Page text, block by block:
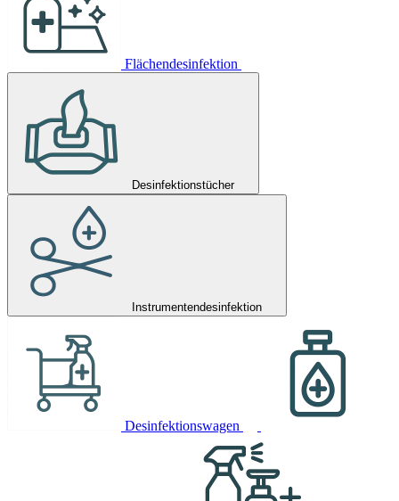
Flächendesinfektion
Desinfektionstücher
Instrumentendesinfektion
Desinfektionswagen